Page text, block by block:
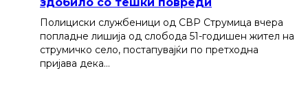
Полициски службеници од СВР Струмица вчера
попладне лишија од слобода 51-годишен жител на
струмичко село, постапувајќи по претходна
пријава дека…